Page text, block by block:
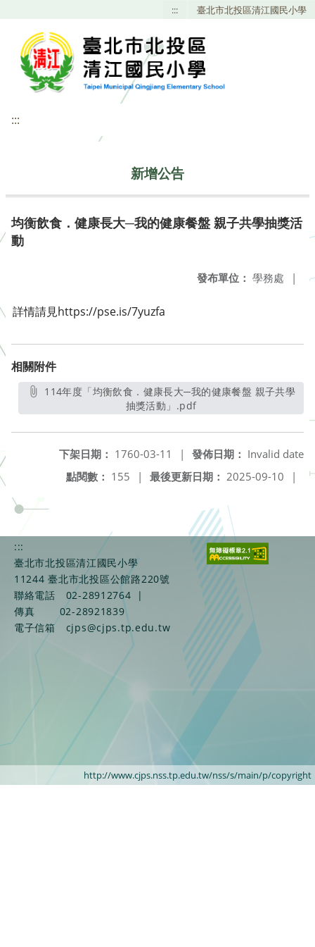
::: 臺北市北投區清江國民小學
:::
新增公告
均衡飲食．健康長大─我的健康餐盤 親子共學抽獎活
動
發布單位： 學務處 |
詳情請見https://pse.is/7yuzfa
相關附件
抽獎活動」.pdf另開新視窗
發佈日期： Invalid date
下架日期： 1760-03-11
|
最後更新日期： 2025-09-10 |
點閱數： 155 |
:::
臺北市北投區清江國民小學
11244 臺北市北投區公館路220號
聯絡電話
02-28912764
|
傳真
02-28921839
電子信箱
cjps@cjps.tp.edu.tw
http://www.cjps.nss.tp.edu.tw/nss/s/main/p/copyright